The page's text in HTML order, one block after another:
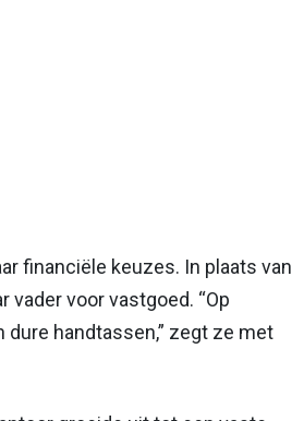
financiële keuzes. In plaats van
vader voor vastgoed. “Op
dure handtassen,” zegt ze met